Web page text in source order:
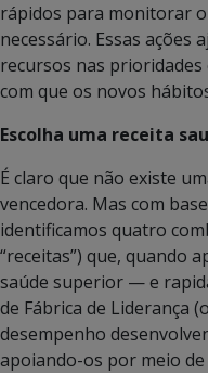
rápidos para monitorar
necessário. Essas ações
recursos nas
com que os novos
Escolha uma receita
É claro que não existe
vencedora. Mas com
identificamos quatro
“receitas”) que, quando
saúde superior — e
de Fábrica de Liderança
desempenho
apoiando-os por meio